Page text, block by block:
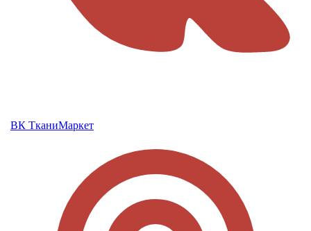
ВК ТканиМаркет